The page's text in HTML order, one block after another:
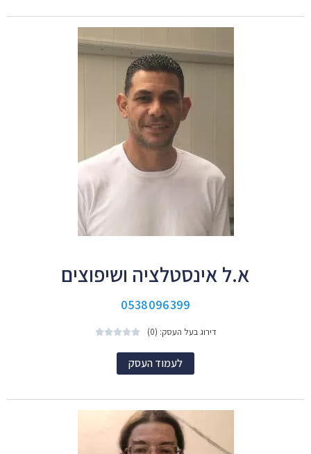
א.ל אינסטלציה ושיפוצים
0538096399
דירוג בעל העסק: (0) 




לעמוד העסק